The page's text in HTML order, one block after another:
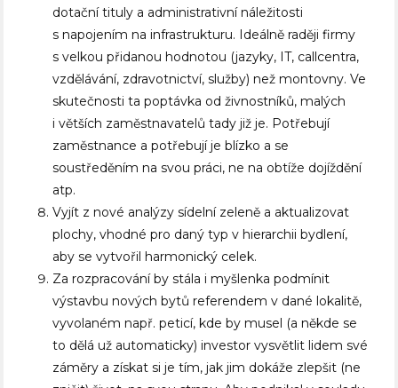
dotační tituly a administrativní náležitosti
s napojením na infrastrukturu. Ideálně raději firmy
s velkou přidanou hodnotou (jazyky, IT, callcentra,
vzdělávání, zdravotnictví, služby) než montovny. Ve
skutečnosti ta poptávka od živnostníků, malých
i větších zaměstnavatelů tady již je. Potřebují
zaměstnance a potřebují je blízko a se
soustředěním na svou práci, ne na obtíže dojíždění
atp.
Vyjít z nové analýzy sídelní zeleně a aktualizovat
plochy, vhodné pro daný typ v hierarchii bydlení,
aby se vytvořil harmonický celek.
Za rozpracování by stála i myšlenka podmínit
výstavbu nových bytů referendem v dané lokalitě,
vyvolaném např. peticí, kde by musel (a někde se
to dělá už automaticky) investor vysvětlit lidem své
záměry a získat si je tím, jak jim dokáže zlepšit (ne